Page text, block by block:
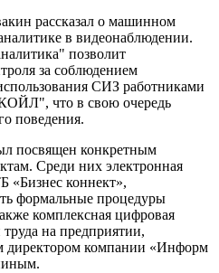
рассказал о машинном
в видеонаблюдении.
позволит
за соблюдением
СИЗ работниками
что в свою очередь
поведения.
посвящен конкретным
Среди них электронная
«Бизнес коннект»,
формальные процедуры
комплексная цифровая
на предприятии,
директором компании «Информ